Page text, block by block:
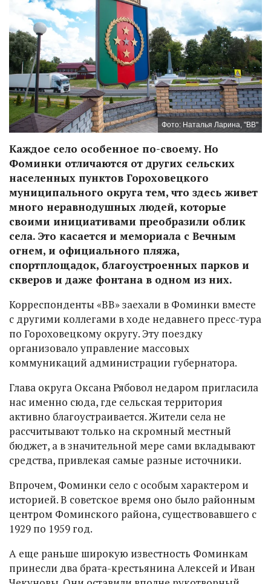
Фото: Наталья Ларина, "ВВ"
Каждое село особенное по-своему. Но
Фоминки отличаются от других сельских
населенных пунктов Гороховецкого
муниципального округа тем, что здесь живет
много неравнодушных людей, которые
своими инициативами преобразили облик
села. Это касается и мемориала с Вечным
огнем, и официального пляжа,
спортплощадок, благоустроенных парков и
скверов и даже фонтана в одном из них.
Корреспонденты «ВВ» заехали в Фоминки вместе
с другими коллегами в ходе недавнего пресс-тура
по Гороховецкому округу. Эту поездку
организовало управление массовых
коммуникаций администрации губернатора.
Глава округа Оксана Рябовол недаром пригласила
нас именно сюда, где сельская территория
активно благоустраивается. Жители села не
рассчитывают только на скромный местный
бюджет, а в значительной мере сами вкладывают
средства, привлекая самые разные источники.
Впрочем, Фоминки село с особым характером и
историей. В советское время оно было районным
центром Фоминского района, существовавшего с
1929 по 1959 год.
А еще раньше широкую известность Фоминкам
принесли два брата-крестьянина Алексей и Иван